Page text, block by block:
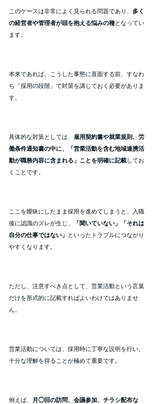
このケースは非常によく見られる問題であり、 多く
の経営者や管理者が頭を抱える悩みの種となってい
ます。
本来であれば、こうした事態に直面する前、すなわ
ち「採用の段階」で対策を講じておく必要がありま
す。
具体的な対策としては、
雇用契約書や就業規則、労
働条件通知書の中に、「営業活動を含む地域連携活
動が職務内容に含まれる」ことを明確に記載してお
くことです。
ここを曖昧にしたまま採用を進めてしまうと、入職
後に認識のズレが生じ、
「聞いていない」「それは
自分の仕事ではない」 といったトラブルにつながり
やすくなります。
ただし、注意すべき点として、営業活動という言葉
だけを形式的に記載すればよいわけではありませ
ん。
営業活動については、採用時に丁寧な説明を行い、
十分な理解を得ることが極めて重要です。
例えば、
月◯回の訪問、会議参加、チラシ配布な